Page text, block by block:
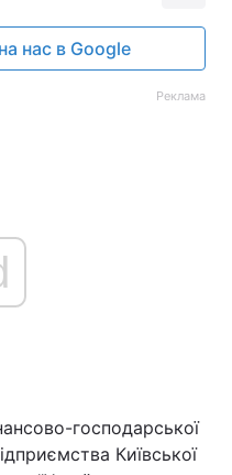
нас в Google
Реклама
господарської
Київської